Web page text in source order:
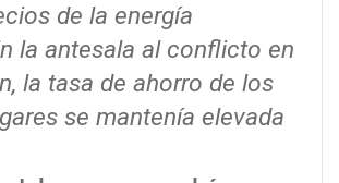
de la energía
la antesala al conflicto en
la tasa de ahorro de los
se mantenía elevada